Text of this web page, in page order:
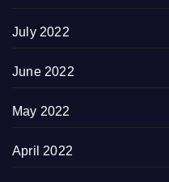
July 2022
June 2022
May 2022
April 2022